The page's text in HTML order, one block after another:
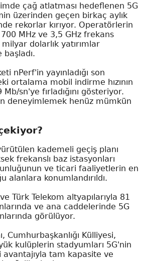
çağ atlatması hedeflenen 5G
üzerinden geçen birkaç aylık
rekorlar kırıyor. Operatörlerin
MHz ve 3,5 GHz frekans
milyar dolarlık yatırımlar
nPerf'in yayınladığı son
ortalama mobil indirme hızının
sn'ye fırladığını gösteriyor.
deneyimlemek henüz mümkün
kademeli geçiş planı
frekanslı baz istasyonları
ve ticari faaliyetlerin en
alanlara konumlandırıldı.
Türk Telekom altyapılarıyla 81
ve ana caddelerinde 5G
görülüyor.
Cumhurbaşkanlığı Külliyesi,
kulüplerin stadyumları 5G'nin
tam kapasite ve